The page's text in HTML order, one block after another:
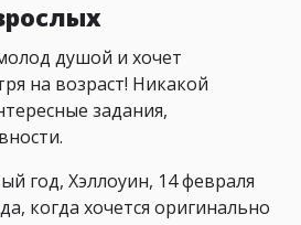
душой и хочет
на возраст! Никакой
задания,
год, Хэллоуин, 14 февраля
когда хочется оригинально